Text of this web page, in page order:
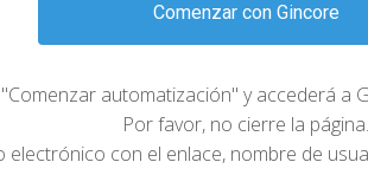
Comenzar con Gincore
automatización" y accederá a
Por favor, no cierre la página.
electrónico con el enlace, nombre de